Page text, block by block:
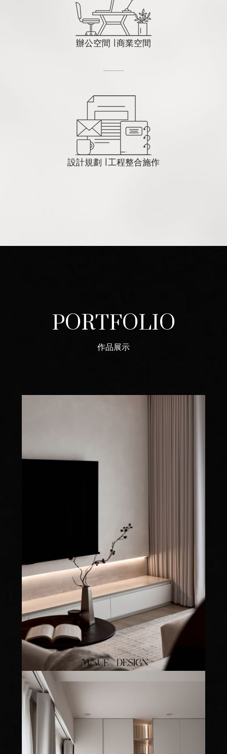
辦公空間 ∣ 商業空間
設計規劃 ∣ 工程整合施作
PORTFOLIO
作品展示